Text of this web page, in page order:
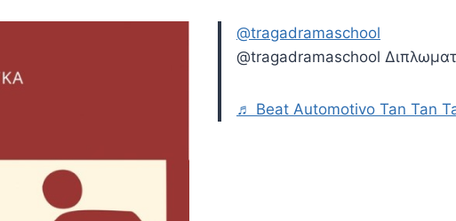
@tragadramaschool
@tragadramaschool
♬ Beat Automotivo Tan Tan